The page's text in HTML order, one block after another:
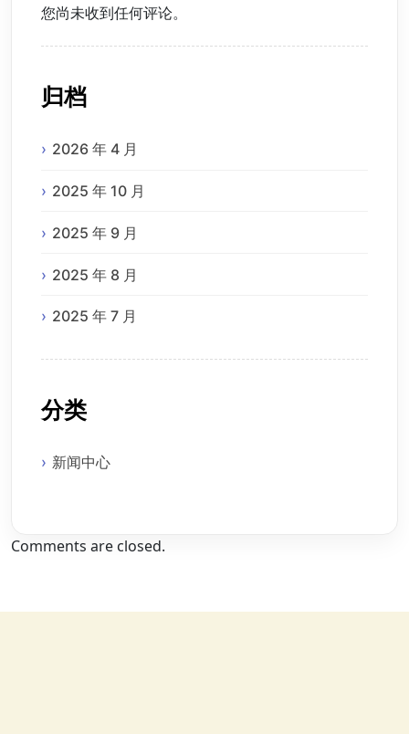
您尚未收到任何评论。
归档
2026 年 4 月
2025 年 10 月
2025 年 9 月
2025 年 8 月
2025 年 7 月
分类
新闻中心
Comments are closed.